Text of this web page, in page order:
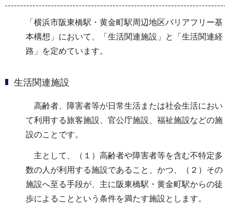
「横浜市阪東橋駅・黄金町駅周辺地区バリアフリー基
本構想」において、「生活関連施設」と「生活関連経
路」を定めています。
生活関連施設
高齢者、障害者等が日常生活または社会生活におい
て利用する旅客施設、官公庁施設、福祉施設などの施
設のことです。
主として、（１）高齢者や障害者等を含む不特定多
数の人が利用する施設であること、かつ、（２）その
施設へ至る手段が、主に阪東橋駅・黄金町駅からの徒
歩によることという条件を満たす施設とします。